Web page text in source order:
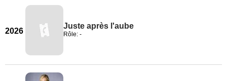
2026
Juste après l'aube
Rôle: -